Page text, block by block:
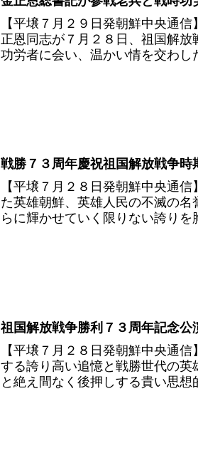
【平壌７月２９日発朝鮮中央通
正恩同志が７月２８日、祖国解
功労者に会い、温かい情を交わ
戦勝７３周年慶祝祖国解放戦争
【平壌７月２８日発朝鮮中央通
た英雄朝鮮、英雄人民の不滅の
らに輝かせていく限りない誇り
祖国解放戦争勝利７３周年記念公
【平壌７月２８日発朝鮮中央通
する誇り高い追憶と戦勝世代の
と絶え間なく後押しする貴い思